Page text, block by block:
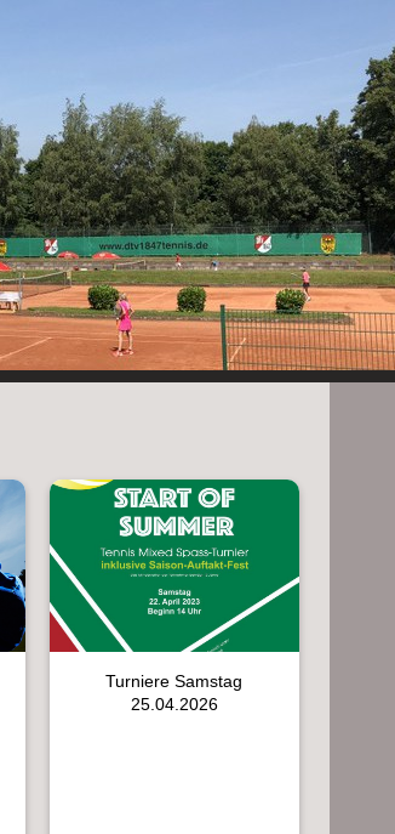
Turniere Samstag
25.04.2026